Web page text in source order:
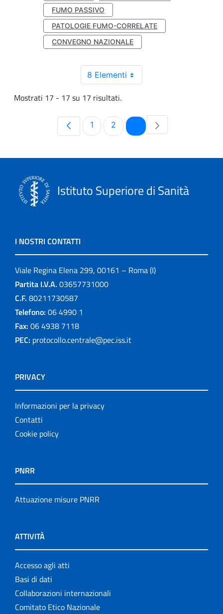
FUMO PASSIVO
PATOLOGIE FUMO-CORRELATE
CONVEGNO NAZIONALE
8 Elementi
Mostrati 17 - 17 su 17 risultati.
Pagina
1 Pagina
2 Pagina
Istituto Superiore di Sanità
I NOSTRI CONTATTI
Viale Regina Elena 299, 00161 – Roma (I)
Partita I.V.A. 03657731000
C.F. 80211730587
Telefono: 06 4990 1
Fax: 06 4938 7118
PEC: protocollo.centrale@pec.iss.it
PRIVACY
Informazioni per la privacy
Contatti
Cookie policy
PNRR
Attuazione misure PNRR
ATTIVITÀ
Accesso agli atti
Basi di dati
Collaborazioni internazionali
Comitato Etico Nazionale